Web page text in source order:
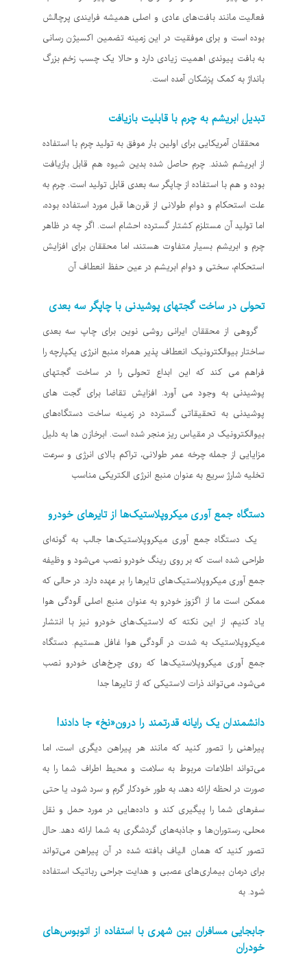
فعالیت مانند بافت‌های عادی و اصلی همیشه فرایندی پرچالش
بوده است و برای موفقیت در این زمینه تضمین اکسیژن رسانی
به بافت پیوندی اهمیت زیادی دارد و حالا یک چسب زخم بزرگ
بانداژ به کمک پزشکان آمده است.
تبدیل ابریشم به چرم با قابلیت بازیافت
محققان آمریکایی برای اولین بار موفق به تولید چرم با استفاده
از ابریشم شدند. چرم حاصل شده بدین شیوه هم قابل بازیافت
بوده و هم با استفاده از چاپگر سه بعدی قابل تولید است. چرم به
علت استحکام و دوام طولانی از قرن‌ها قبل مورد استفاده بوده،
اما تولید آن مستلزم کشتار گسترده احشام است. اگر چه در ظاهر
چرم و ابریشم بسیار متفاوت هستند، اما محققان برای افزایش
استحکام، سختی و دوام ابریشم در عین حفظ انعطاف آن
تحولی در ساخت گجتهای پوشیدنی با چاپگر سه بعدی
گروهی از محققان ایرانی روشی نوین برای چاپ سه بعدی
ساختار بیوالکترونیک انعطاف پذیر همراه منبع انرژی یکپارچه را
فراهم می کند که این ابداع تحولی را در ساخت گجتهای
پوشیدنی به وجود می آورد. افزایش تقاضا برای گجت های
پوشیدنی به تحقیقاتی گسترده در زمینه ساخت دستگاه‌های
بیوالکترونیک در مقیاس ریز منجر شده است. ابرخازن ها به دلیل
مزایایی از جمله چرخه عمر طولانی، تراکم بالای انرژی و سرعت
تخلیه شارژ سریع به عنوان منبع انرژی الکتریکی مناسب
دستگاه جمع آوری میکروپلاستیک‌ها از تایرهای خودرو
یک دستگاه جمع آوری میکروپلاستیک‌ها جالب به گونه‌ای
طراحی شده است که بر روی رینگ خودرو نصب می‌شود و وظیفه
جمع آوری میکروپلاستیک‌های تایرها را بر عهده دارد. در حالی که
ممکن است ما از اگزوز خودرو به عنوان منبع اصلی آلودگی هوا
یاد کنیم، از این نکته که لاستیک‌های خودرو نیز با انتشار
میکروپلاستیک به شدت در آلودگی هوا غافل هستیم. دستگاه
جمع آوری میکروپلاستیک‌ها که روی چرخ‌های خودرو نصب
می‌شود، می‌تواند ذرات لاستیکی که از تایرها جدا
دانشمندان یک رایانه قدرتمند را درون«نخ» جا دادند!
پیراهنی را تصور کنید که مانند هر پیراهن دیگری است، اما
می‌تواند اطلاعات مربوط به سلامت و محیط اطراف شما را به
صورت در لحظه ارائه دهد، به طور خودکار گرم و سرد شود، یا حتی
سفرهای شما را پیگیری کند و داده‌هایی در مورد حمل و نقل
محلی، رستوران‌ها و جاذبه‌های گردشگری به شما ارائه دهد. حال
تصور کنید که همان الیاف بافته شده در آن پیراهن می‌تواند
برای درمان بیماری‌های عصبی و هدایت جراحی رباتیک استفاده
شود. به
جابجایی مسافران بین شهری با استفاده از اتوبوس‌های
خودران